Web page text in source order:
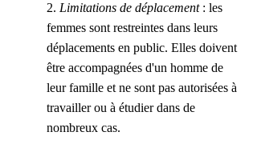
2. Limitations de déplacement : les
femmes sont restreintes dans leurs
déplacements en public. Elles doivent
être accompagnées d'un homme de
leur famille et ne sont pas autorisées à
travailler ou à étudier dans de
nombreux cas.